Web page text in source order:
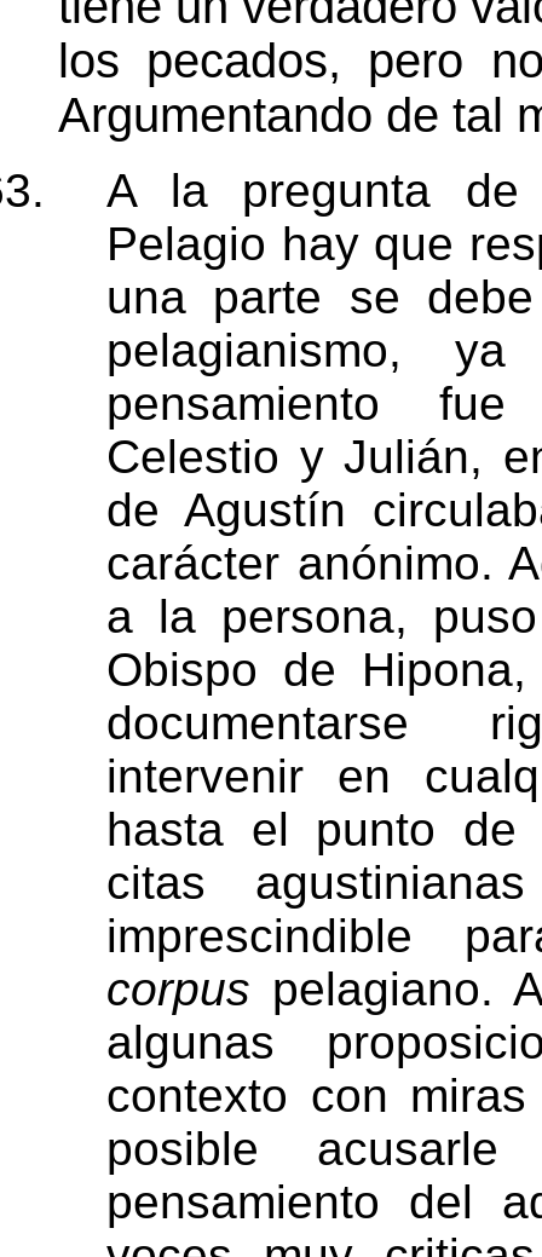
los pecados, pero
Argumentando de tal
A la pregunta de
Pelagio hay que
una parte se
pelagianismo,
pensamiento
Celestio y Julián,
de Agustín
carácter anónimo.
a la persona,
Obispo de
documentarse
intervenir en
hasta el punto de
citas
imprescindible
corpus pelagiano.
algunas
contexto con
posible
pensamiento del